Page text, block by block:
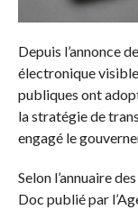
Depuis l’annonce
électronique
publiques ont
la stratégie de
engagé le
Selon l’annuaire
Doc publié par